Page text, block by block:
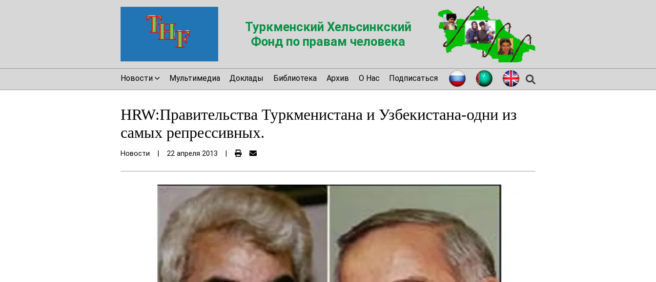
Туркменский Хельсинкский
Фонд по правам человека
Новости Мультимедиа Доклады Библиотека Архив О Нас Подписаться
HRW:Правительства Туркменистана и Узбекистана-одни из
самых репрессивных.
Новости 22 апреля 2013